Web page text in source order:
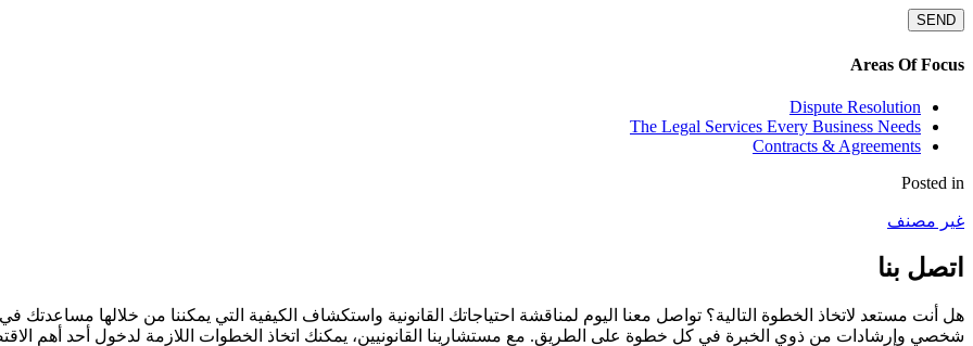
Areas Of Focus
Dispute Resolution
The Legal Services Every Business Needs
Contracts & Agreements
Posted in
غير مصنف
اتصل بنا
هل أنت مستعد لاتخاذ الخطوة التالية؟ تواصل معنا اليوم لمناقشة احتياجاتك القانونية واستكشاف الكيفية التي يمكننا من خلالها مساعدتك
شخصي وإرشادات من ذوي الخبرة في كل خطوة على الطريق. مع مستشارينا القانونيين، يمكنك اتخاذ الخطوات اللازمة لدخول أحد أهم